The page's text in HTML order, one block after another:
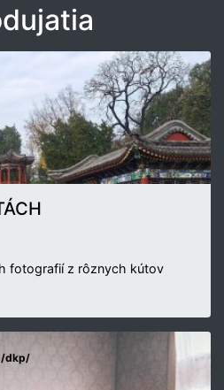
fotografií z rôznych kútov
/dkp/